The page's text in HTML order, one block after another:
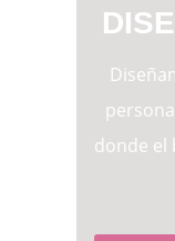
donde el